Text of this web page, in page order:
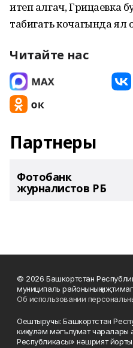
итеп алгач, Грицаевка
табигать кочагында
Читайте нас
Партнеры
Фотобанк
журналистов РБ
© 2026 Башкортстан
муниципаль районының
Об использовании
Оештыручы: Башкортстан
киңкүләм мәгълүмат чаралары
Республикасы» нәшрият